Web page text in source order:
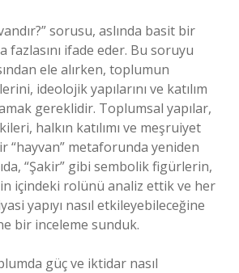
sorusu, aslında basit bir
fazlasını ifade eder. Bu soruyu
ele alırken, toplumun
ideolojik yapılarını ve katılım
gereklidir. Toplumsal yapılar,
halkın katılımı ve meşruiyet
“hayvan” metaforunda yeniden
“Şakir” gibi sembolik figürlerin,
içindeki rolünü analiz ettik ve her
yapıyı nasıl etkileyebileceğine
bir inceleme sunduk.
güç ve iktidar nasıl